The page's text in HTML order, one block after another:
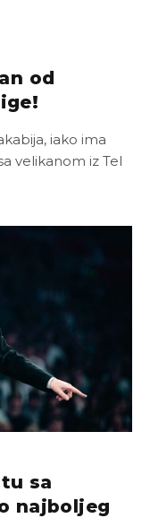
od
iako ima
velikanom iz Tel
sa
najboljeg